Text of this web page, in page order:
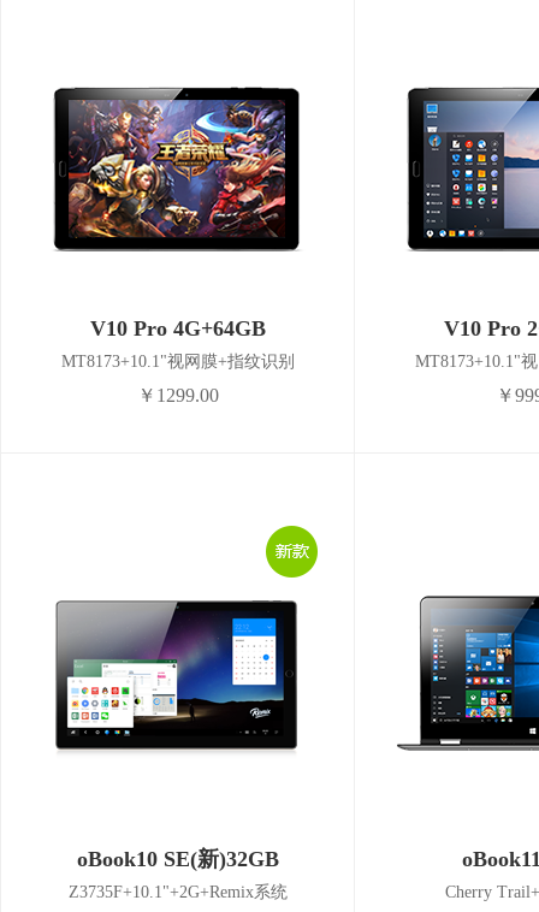
V10 Pro 4G+64GB
MT8173+10.1"视网膜+指纹识别
￥1299.00
V10 Pro
MT8173+10.1"
￥
oBook10 SE(新)32GB
Z3735F+10.1"+2G+Remix系统 Cherry